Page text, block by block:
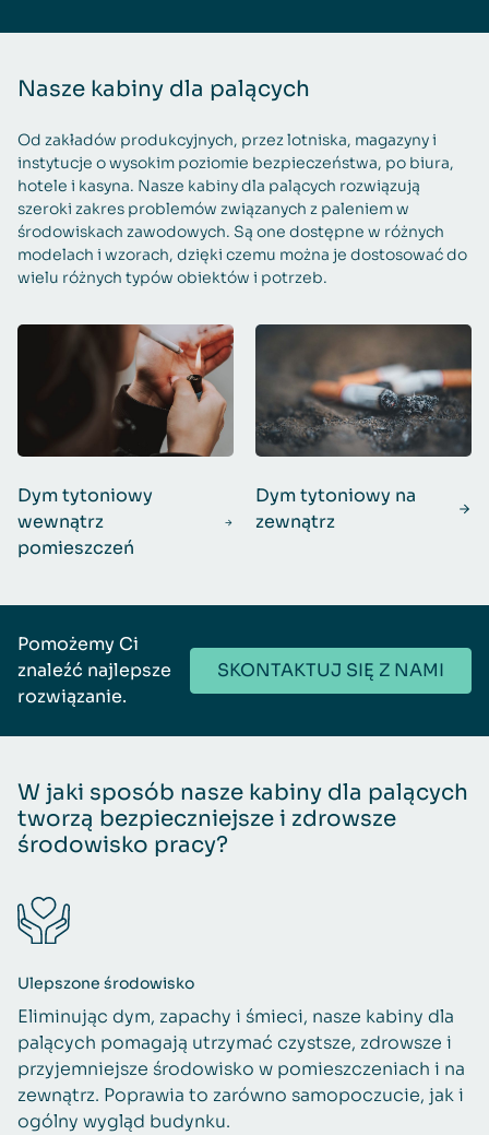
Nasze kabiny dla palących
Od zakładów produkcyjnych, przez lotniska, magazyny i
instytucje o wysokim poziomie bezpieczeństwa, po biura,
hotele i kasyna. Nasze kabiny dla palących rozwiązują
szeroki zakres problemów związanych z paleniem w
środowiskach zawodowych. Są one dostępne w różnych
modelach i wzorach, dzięki czemu można je dostosować do
wielu różnych typów obiektów i potrzeb.
Dym tytoniowy
wewnątrz
pomieszczeń
Dym tytoniowy na
zewnątrz
Pomożemy Ci
znaleźć najlepsze
rozwiązanie.
SKONTAKTUJ SIĘ Z NAMI
W jaki sposób nasze kabiny dla palących
tworzą bezpieczniejsze i zdrowsze
środowisko pracy?
Ulepszone środowisko
Eliminując dym, zapachy i śmieci, nasze kabiny dla
palących pomagają utrzymać czystsze, zdrowsze i
przyjemniejsze środowisko w pomieszczeniach i na
zewnątrz. Poprawia to zarówno samopoczucie, jak i
ogólny wygląd budynku.